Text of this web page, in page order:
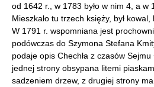
od 1642 r., w 1783 było w nim 4, a w
Mieszkało tu trzech księży, był
W 1791 r. wspomniana jest
podówczas do Szymona Stefana
podaje opis Chechła z czasów
jednej strony obsypana litemi
sadzeniem drzew, z drugiej strony